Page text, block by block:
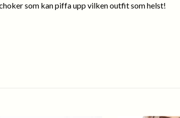
som kan piffa upp vilken outfit som helst!